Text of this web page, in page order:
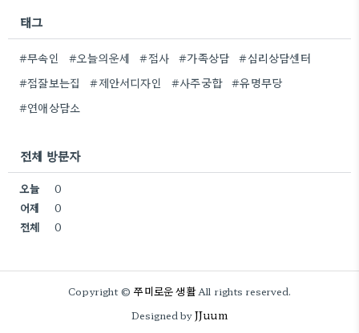
태그
#무속인 #오늘의운세 #점사 #가족상담
#심리상담센터
#점잘보는집
#제안서디자인 #사주궁합
#유명무당
#연애상담소
전체 방문자
오늘
0
어제
0
전체
0
Copyright ©쭈미로운 생활All rights reserved.
Designed byJJuum